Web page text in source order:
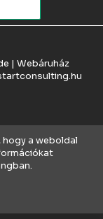
| Webáruház
a weboldal